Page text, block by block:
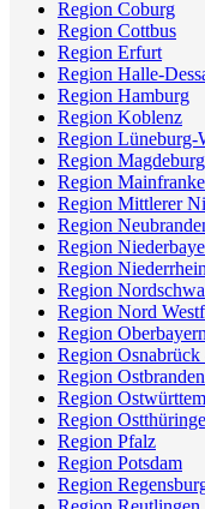
Region Coburg
Region Cottbus
Region Erfurt
Region Halle-
Region Hamburg
Region Koblenz
Region Lüneburg-
Region Magdeburg
Region
Region Mittlerer
Region
Region
Region Niederrhein
Region
Region Nord
Region Oberbayern
Region
Region
Region
Region
Region Pfalz
Region Potsdam
Region